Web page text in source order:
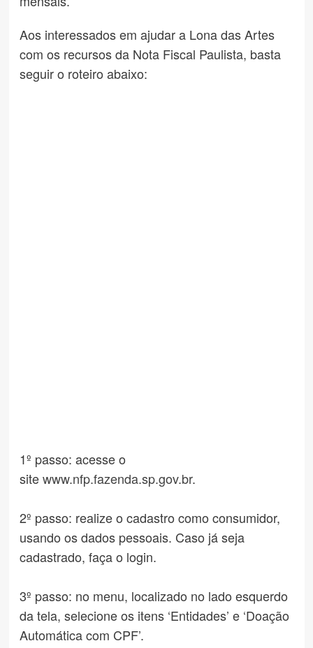
Aos interessados em ajudar a Lona das Artes
com os recursos da Nota Fiscal Paulista, basta
seguir o roteiro abaixo:
1º passo: acesse o
sitewww.nfp.fazenda.sp.gov.br.
2º passo: realize o cadastro como consumidor,
usando os dados pessoais. Caso já seja
cadastrado, faça o login.
3º passo: no menu, localizado no lado esquerdo
da tela, selecione os itens ‘Entidades’ e ‘Doação
Automática com CPF’.